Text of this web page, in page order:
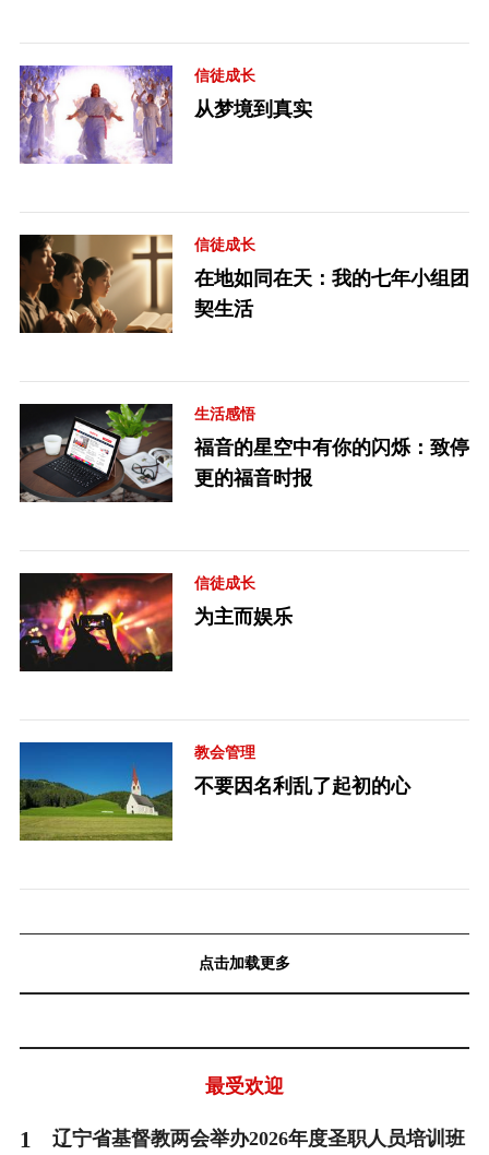
信徒成长
从梦境到真实
信徒成长
在地如同在天：我的七年小组团
契生活
生活感悟
福音的星空中有你的闪烁：致停
更的福音时报
信徒成长
为主而娱乐
教会管理
不要因名利乱了起初的心
点击加载更多
最受欢迎
1 辽宁省基督教两会举办2026年度圣职人员培训班